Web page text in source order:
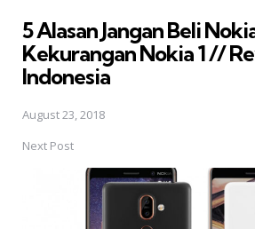
5 Alasan Jangan Beli Nokia
Kekurangan Nokia 1 //
Indonesia
August 23, 2018
Next Post